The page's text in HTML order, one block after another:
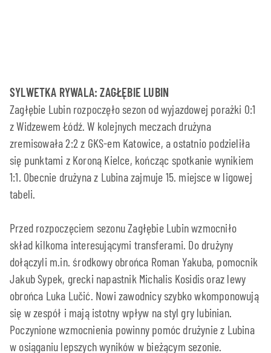
SYLWETKA RYWALA: ZAGŁĘBIE LUBIN
Zagłębie Lubin rozpoczęło sezon od wyjazdowej porażki 0:1
z Widzewem Łódź. W kolejnych meczach drużyna
zremisowała 2:2 z GKS-em Katowice, a ostatnio podzieliła
się punktami z Koroną Kielce, kończąc spotkanie wynikiem
1:1. Obecnie drużyna z Lubina zajmuje 15. miejsce w ligowej
tabeli.
Przed rozpoczęciem sezonu Zagłębie Lubin wzmocniło
skład kilkoma interesującymi transferami. Do drużyny
dołączyli m.in. środkowy obrońca Roman Yakuba, pomocnik
Jakub Sypek, grecki napastnik Michalis Kosidis oraz lewy
obrońca Luka Lučić. Nowi zawodnicy szybko wkomponowują
się w zespół i mają istotny wpływ na styl gry lubinian.
Poczynione wzmocnienia powinny pomóc drużynie z Lubina
w osiąganiu lepszych wyników w bieżącym sezonie.